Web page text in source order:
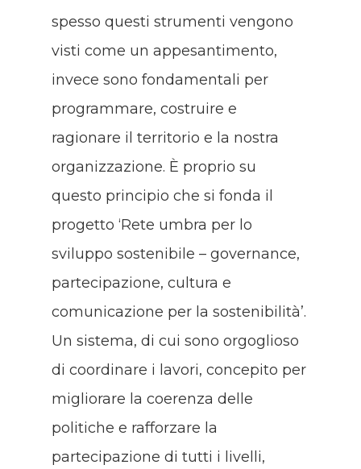
spesso questi strumenti vengono
visti come un appesantimento,
invece sono fondamentali per
programmare, costruire e
ragionare il territorio e la nostra
organizzazione. È proprio su
questo principio che si fonda il
progetto ‘Rete umbra per lo
sviluppo sostenibile – governance,
partecipazione, cultura e
comunicazione per la sostenibilità’.
Un sistema, di cui sono orgoglioso
di coordinare i lavori, concepito per
migliorare la coerenza delle
politiche e rafforzare la
partecipazione di tutti i livelli,